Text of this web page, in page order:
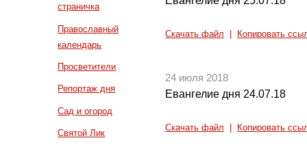
страничка
Православный
календарь
Просветители
Репортаж дня
Сад и огород
Святой Лик
Скачать файл Копировать
24 июля 2018
Евангелие дня 24.07.18
Скачать файл Копировать